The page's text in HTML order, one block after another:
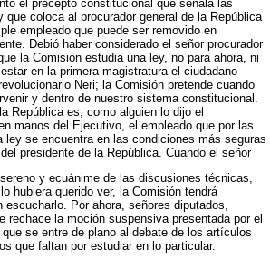
el precepto constitucional que señala las
coloca al procurador general de la República
empleado que puede ser removido en
Debió haber considerado el señor procurador
la Comisión estudia una ley, no para ahora, ni
en la primera magistratura el ciudadano
Neri; la Comisión pretende cuando
y dentro de nuestro sistema constitucional.
República es, como alguien lo dijo el
manos del Ejecutivo, el empleado que por las
ley se encuentra en las condiciones más seguras
presidente de la República. Cuando el señor
y ecuánime de las discusiones técnicas,
hubiera querido ver, la Comisión tendrá
escucharlo. Por ahora, señores diputados,
rechace la moción suspensiva presentada por el
se entre de plano al debate de los artículos
que faltan por estudiar en lo particular.